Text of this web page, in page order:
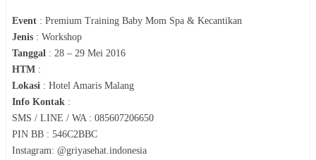
Event : Premium Training Baby Mom Spa & Kecantikan
Jenis : Workshop
Tanggal : 28 – 29 Mei 2016
HTM :
Lokasi : Hotel Amaris Malang
Info Kontak :
SMS / LINE / WA : 085607206650
PIN BB : 546C2BBC
Instagram: @griyasehat.indonesia